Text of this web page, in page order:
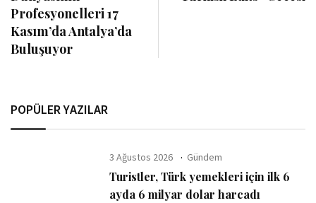
Profesyonelleri 17
Kasım’da Antalya’da
Buluşuyor
POPÜLER YAZILAR
3 Ağustos 2026 Gündem
Turistler, Türk yemekleri için ilk 6
ayda 6 milyar dolar harcadı